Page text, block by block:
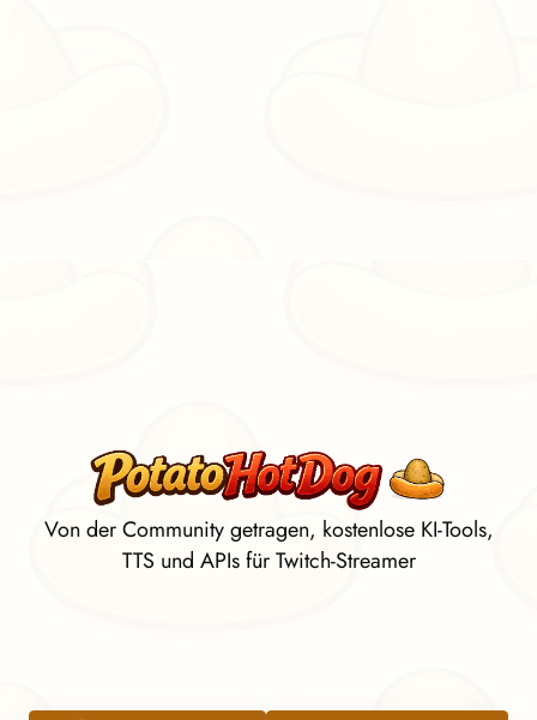
Von der Community getragen, kostenlose KI-Tools,
TTS und APIs für Twitch-Streamer